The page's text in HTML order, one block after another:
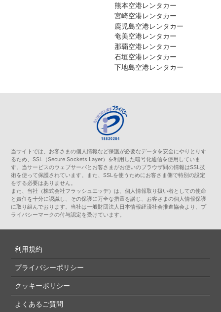
熊本空港レンタカー
宮崎空港レンタカー
鹿児島空港レンタカー
奄美空港レンタカー
那覇空港レンタカー
石垣空港レンタカー
下地島空港レンタカー
当サイトでは、お客さまの個人情報など保護が必要なデータを安全にやりとりす
るため、SSL（Secure Sockets Layer）を利用した暗号化通信を使用していま
す。当サービスのウェブサーバとお客さまがお使いのブラウザ間の情報はSSL技
術を使って保護されています。また、SSLを使うためにお客さま側で特別の設定
をする必要はありません。
また、当社（株式会社フラッシュエッヂ）は、個人情報取り扱い者としての使命
と責任を十分に認識し、その保護に万全な措置を講じ、お客さまの個人情報保護
に取り組んでおります。当社は一般財団法人日本情報経済社会推進協会より、プ
ライバシーマークの付与認定を受けています。
利用規約
プライバシーポリシー
クッキーポリシー
よくあるご質問